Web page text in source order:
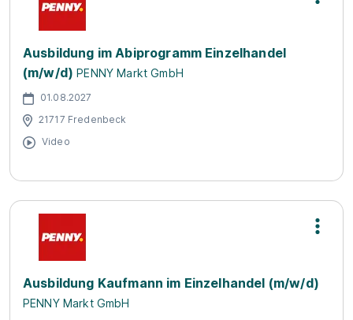
Ausbildung im Abiprogramm Einzelhandel
(m/w/d) PENNY Markt GmbH
01.08.2027
21717 Fredenbeck
Video
Ausbildung Kaufmann im Einzelhandel (m/w/d)
PENNY Markt GmbH